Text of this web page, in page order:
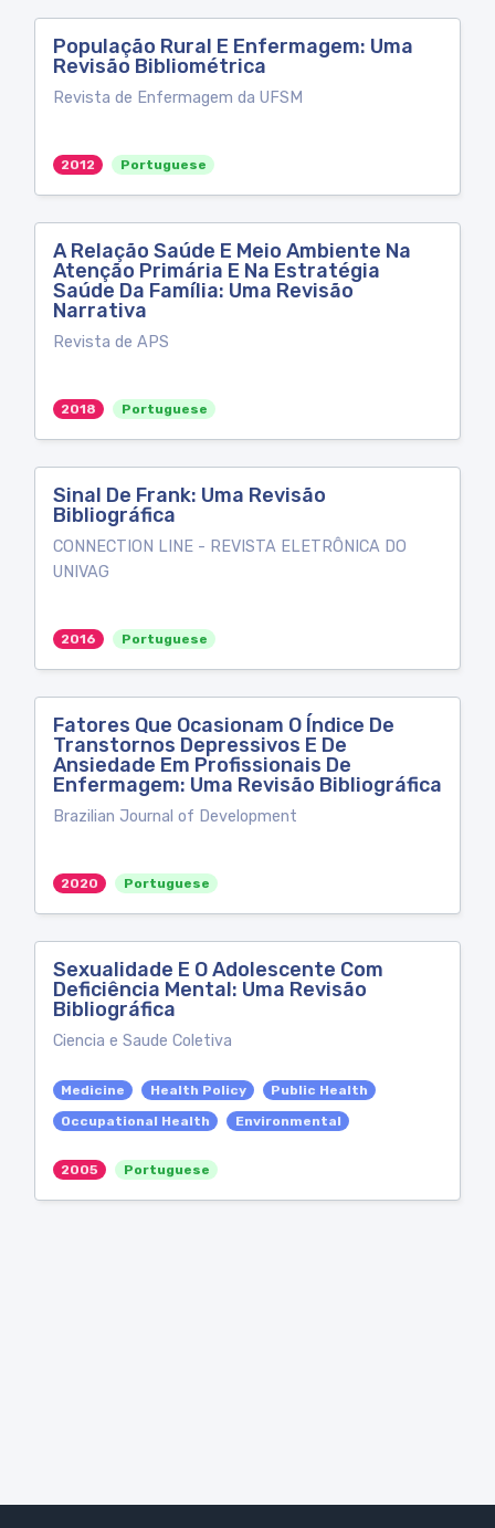
População Rural E Enfermagem: Uma
Revisão Bibliométrica
Revista de Enfermagem da UFSM
2012 Portuguese
A Relação Saúde E Meio Ambiente Na
Atenção Primária E Na Estratégia
Saúde Da Família: Uma Revisão
Narrativa
Revista de APS
2018 Portuguese
Sinal De Frank: Uma Revisão
Bibliográfica
CONNECTION LINE - REVISTA ELETRÔNICA DO
UNIVAG
2016 Portuguese
Fatores Que Ocasionam O Índice De
Transtornos Depressivos E De
Ansiedade Em Profissionais De
Enfermagem: Uma Revisão Bibliográfica
Brazilian Journal of Development
2020 Portuguese
Sexualidade E O Adolescente Com
Deficiência Mental: Uma Revisão
Bibliográfica
Ciencia e Saude Coletiva
Medicine Health Policy
Public Health
Occupational Health
Environmental
2005 Portuguese